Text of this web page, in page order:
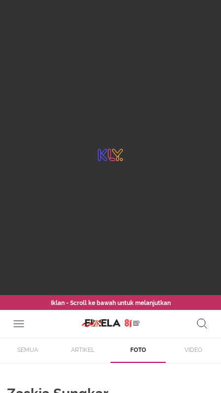
Iklan - Scroll ke bawah untuk melanjutkan
SEMUA ARTIKEL FOTO VIDEO